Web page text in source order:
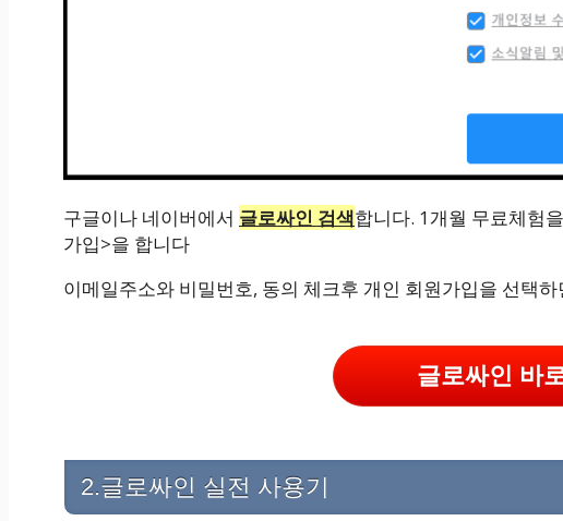
구글이나 네이버에서 글로싸인 검색합니다. 1개월 무료체험
가입>을 합니다
이메일주소와 비밀번호, 동의 체크후 개인 회원가입을 선택
글로싸인 바
2.글로싸인 실전 사용기